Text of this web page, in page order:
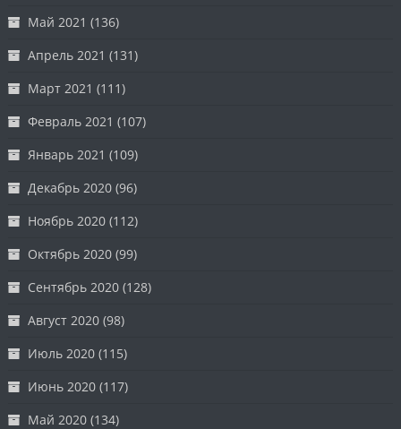
Май 2021 (136)
Апрель 2021 (131)
Март 2021 (111)
Февраль 2021 (107)
Январь 2021 (109)
Декабрь 2020 (96)
Ноябрь 2020 (112)
Октябрь 2020 (99)
Сентябрь 2020 (128)
Август 2020 (98)
Июль 2020 (115)
Июнь 2020 (117)
Май 2020 (134)